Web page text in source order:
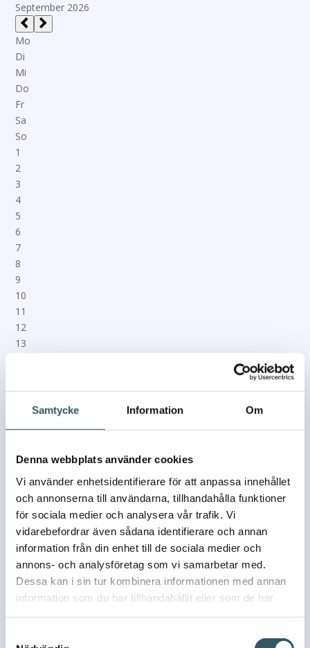
Samtycke Information Om
Denna webbplats använder cookies
Vi använder enhetsidentifierare för att anpassa innehållet
och annonserna till användarna, tillhandahålla funktioner
för sociala medier och analysera vår trafik. Vi
vidarebefordrar även sådana identifierare och annan
information från din enhet till de sociala medier och
annons- och analysföretag som vi samarbetar med.
Dessa kan i sin tur kombinera informationen med annan
information som du har tillhandahållit eller som de har